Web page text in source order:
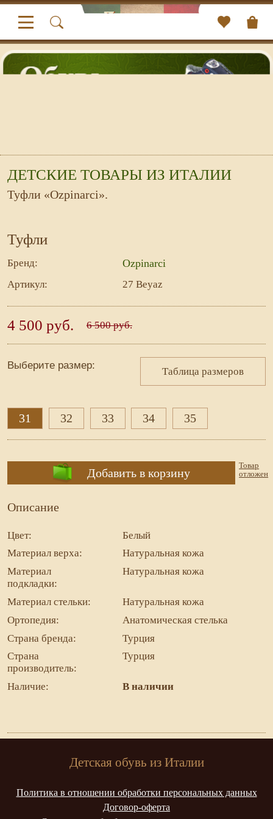
ДЕТСКИЕ ТОВАРЫ ИЗ ИТАЛИИ
Туфли «Ozpinarci».
Туфли
Бренд: Ozpinarci
Артикул: 27 Beyaz
4 500 руб. 6 500 руб.
Выберите размер:
Таблица размеров
31 32 33 34 35
Добавить в корзину
Товар
отложен
Описание
Цвет:
Белый
Материал верха:
Натуральная кожа
Материал
подкладки:
Натуральная кожа
Материал стельки:
Натуральная кожа
Ортопедия:
Анатомическая стелька
Страна бренда:
Турция
Страна
производитель:
Турция
Наличие: В наличии
Детская обувь из Италии
Политика в отношении обработки персональных данных
Договор-оферта